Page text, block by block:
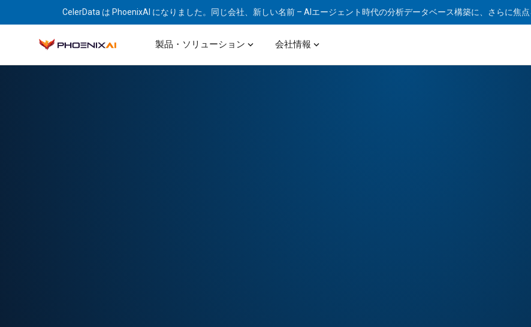
CelerData は PhoenixAI になりました。同じ会社、新しい名前 – AIエージェント時代の分析データベース構築に、さらに焦点
製品・ソリューション expand_more 会社情報 expand_more